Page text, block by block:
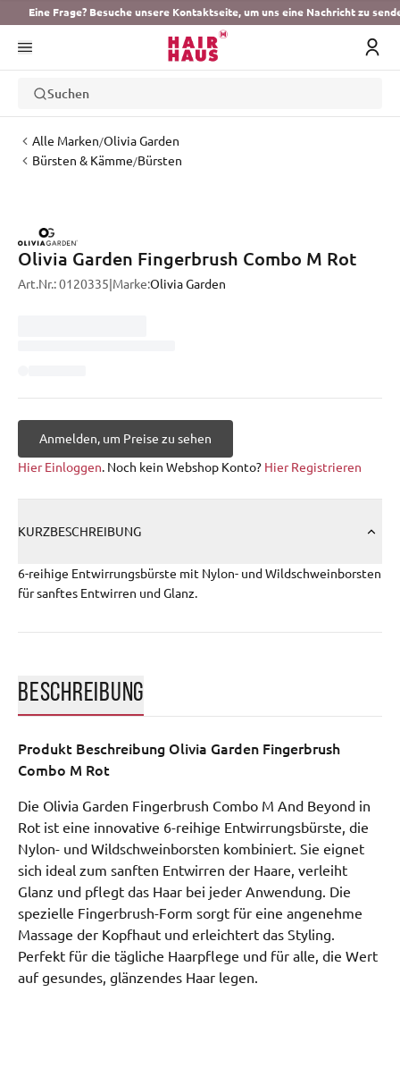
Eine Frage? Besuche unsere Kontaktseite, um uns eine Nachricht zu
Suchen
Alle Marken/Olivia Garden
Bürsten & Kämme/Bürsten
Olivia Garden Fingerbrush Combo M Rot
Art.Nr.:0120335 Marke:Olivia Garden
Anmelden, um Preise zu sehen
Hier Einloggen. Noch kein Webshop Konto? Hier Registrieren
KURZBESCHREIBUNG
6-reihige Entwirrungsbürste mit Nylon- und Wildschweinborsten
für sanftes Entwirren und Glanz.
BESCHREIBUNG
Produkt Beschreibung Olivia Garden Fingerbrush
Combo M Rot
Die Olivia Garden Fingerbrush Combo M And Beyond in
Rot ist eine innovative 6-reihige Entwirrungsbürste, die
Nylon- und Wildschweinborsten kombiniert. Sie eignet
sich ideal zum sanften Entwirren der Haare, verleiht
Glanz und pflegt das Haar bei jeder Anwendung. Die
spezielle Fingerbrush-Form sorgt für eine angenehme
Massage der Kopfhaut und erleichtert das Styling.
Perfekt für die tägliche Haarpflege und für alle, die Wert
auf gesundes, glänzendes Haar legen.